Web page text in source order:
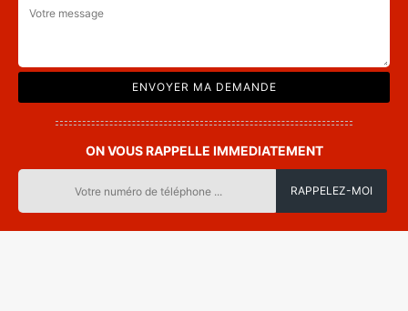
ON VOUS RAPPELLE IMMEDIATEMENT